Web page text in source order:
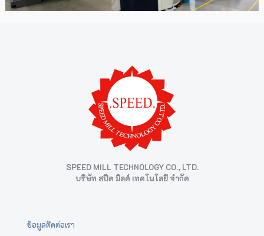
SPEED MILL TECHNOLOGY CO., LTD.
บริษัท สปีด มิลด์ เทคโนโลยี จำกัด
ข้อมูลติดต่อเรา